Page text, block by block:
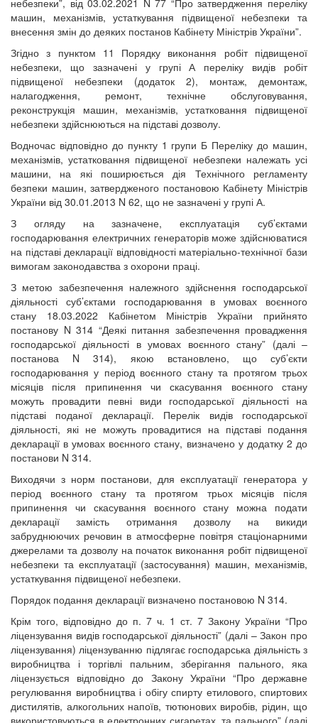
машин, механізмів, устаткування підвищеної небезпеки та
внесення змін до деяких постанов Кабінету Міністрів України”.
Згідно з пунктом 11 Порядку виконання робіт підвищеної
небезпеки, що зазначені у групі А переліку видів робіт
підвищеної небезпеки (додаток 2), монтаж, демонтаж,
налагодження, ремонт, технічне обслуговування,
реконструкція машин, механізмів, устатковання підвищеної
небезпеки здійснюються на підставі дозволу.
Водночас відповідно до пункту 1 групи Б Переліку до машин,
механізмів, устатковання підвищеної небезпеки належать усі
машини, на які поширюється дія Технічного регламенту
безпеки машин, затвердженого постановою Кабінету Міністрів
України від 30.01.2013 N 62, що не зазначені у групі А.
З огляду на зазначене, експлуатація суб’єктами
господарювання електричних генераторів може здійснюватися
на підставі декларації відповідності матеріально-технічної бази
вимогам законодавства з охорони праці.
З метою забезпечення належного здійснення господарської
діяльності суб’єктами господарювання в умовах воєнного
стану 18.03.2022 Кабінетом Міністрів України прийнято
постанову N 314 “Деякі питання забезпечення провадження
господарської діяльності в умовах воєнного стану” (далі –
постанова N 314), якою встановлено, що суб’єкти
господарювання у період воєнного стану та протягом трьох
місяців після припинення чи скасування воєнного стану
можуть провадити певні види господарської діяльності на
підставі поданої декларації. Перелік видів господарської
діяльності, які не можуть провадитися на підставі подання
декларації в умовах воєнного стану, визначено у додатку 2 до
постанови N 314.
Виходячи з норм постанови, для експлуатації генератора у
період воєнного стану та протягом трьох місяців після
припинення чи скасування воєнного стану можна подати
декларації замість отримання дозволу на викиди
забруднюючих речовин в атмосферне повітря стаціонарними
джерелами та дозволу на початок виконання робіт підвищеної
небезпеки та експлуатації (застосування) машин, механізмів,
устаткування підвищеної небезпеки.
Порядок подання декларації визначено постановою N 314.
Крім того, відповідно до п. 7 ч. 1 ст. 7 Закону України “Про
ліцензування видів господарської діяльності” (далі – Закон про
ліцензування) ліцензуванню підлягає господарська діяльність з
виробництва і торгівлі пальним, зберігання пального, яка
ліцензується відповідно до Закону України “Про державне
регулювання виробництва і обігу спирту етилового, спиртових
дистилятів, алкогольних напоїв, тютюнових виробів, рідин, що
використовуються в електронних сигаретах, та пального” (далі